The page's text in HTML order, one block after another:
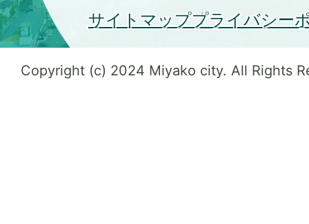
サイトマッププライバシー
Copyright (c) 2024 Miyako city. All Rights